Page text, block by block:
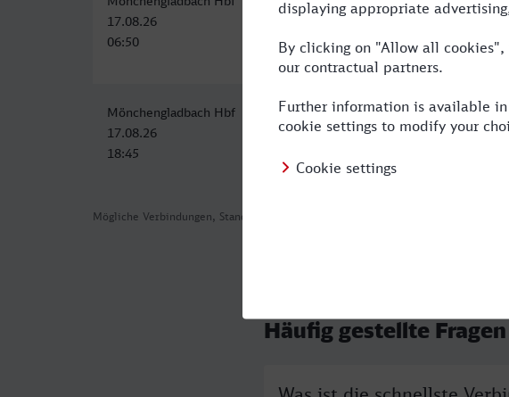
Mögliche Verbindungen, Stand: 2026-08-03 05:35
17.08.26
06:50
17.08.26
Mönchengladbach Hbf
17.08.26
18:45
Bocholt
17.08.26
1:56
Häufig gestellte Fragen